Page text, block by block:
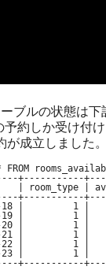
ブルの状態は下
約しか受け付
成立しました。
FROM
+-----------
| room_type |
+-----------
|         1 |
19 |         1 |
20 |         1 |
21 |         1 |
22 |         1 |
23 |         1 |
+-----------